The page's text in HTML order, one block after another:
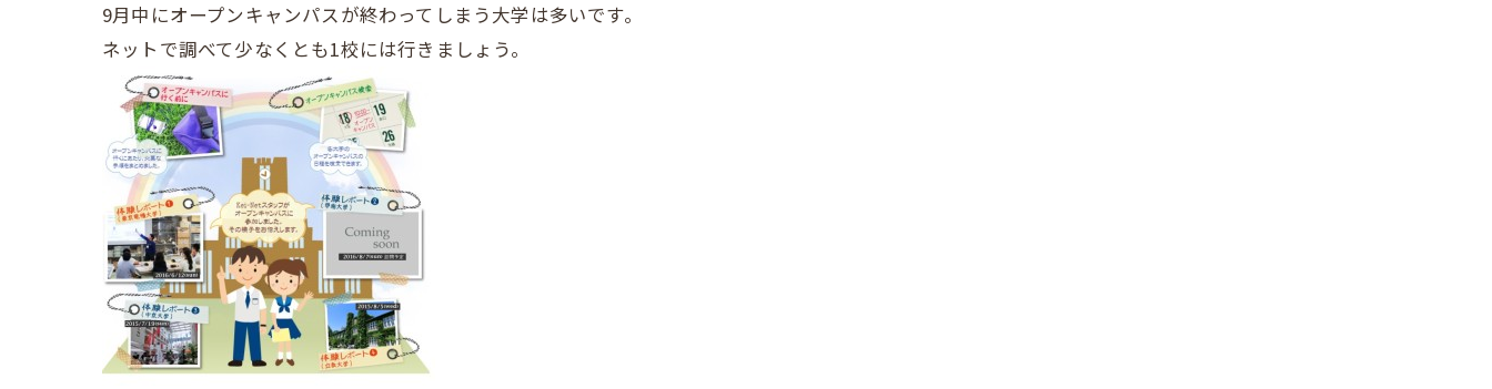
9月中にオープンキャンパスが終わってしまう大学は多いです。
ネットで調べて少なくとも1校には行きましょう。